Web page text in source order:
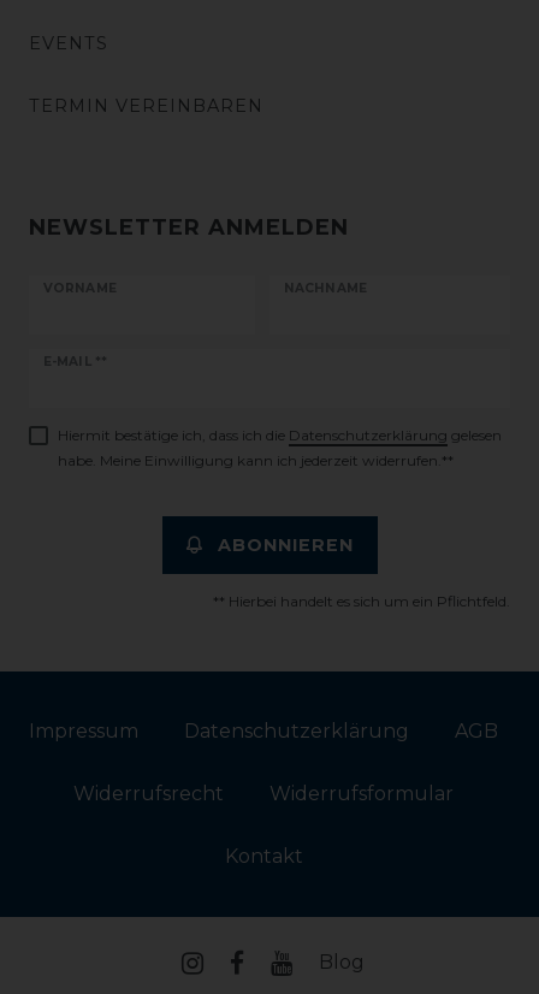
EVENTS
TERMIN VEREINBAREN
NEWSLETTER ANMELDEN
VORNAME NACHNAME
E-MAIL **
Newsletter
Hiermit bestätige ich, dass ich die Daten­schutz­erklärung gelesen
habe. Meine Einwilligung kann ich jederzeit widerrufen.**
ABONNIEREN
** Hierbei handelt es sich um ein Pflichtfeld.
Impressum Daten­schutz­erklärung AGB
Widerrufs­recht Widerrufs­formular
Kontakt
Blog